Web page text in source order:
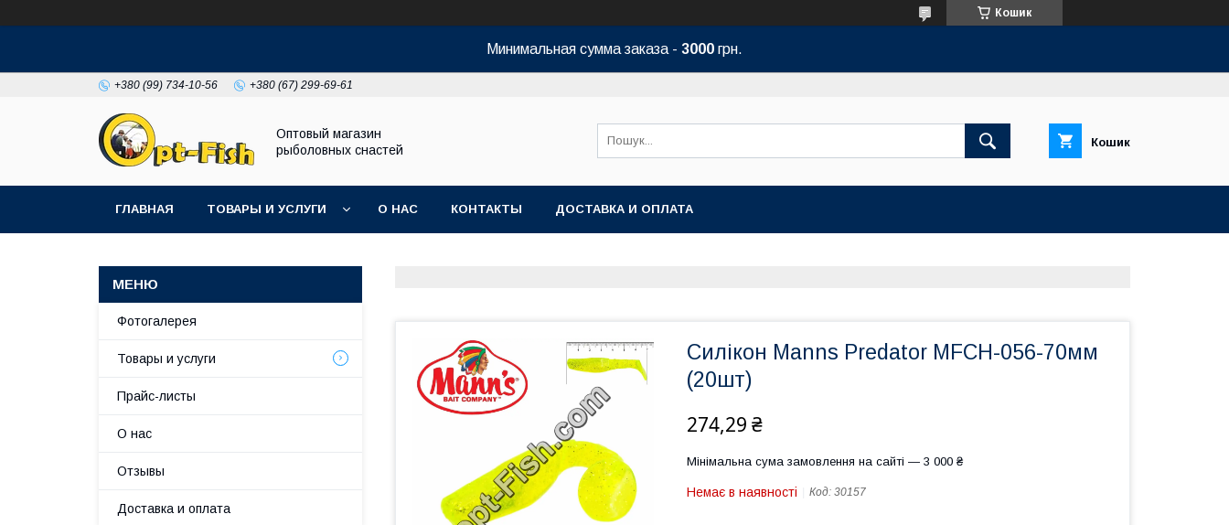
Кошик
Минимальная сумма заказа - 3000 грн.
+380 (99) 734-10-56 +380 (67) 299-69-61
Оптовый магазин
рыболовных снастей
Кошик
ГЛАВНАЯ ТОВАРЫ И УСЛУГИ О НАС КОНТАКТЫ ДОСТАВКА И ОПЛАТА
Силікон Manns Predator MFCH-056-70мм
(20шт)
274,29 ₴
Мінімальна сума замовлення на сайті — 3 000 ₴
Немає в наявності Код: 30157
Фотогалерея
Товары и услуги
Прайс-листы
О нас
Отзывы
Доставка и оплата